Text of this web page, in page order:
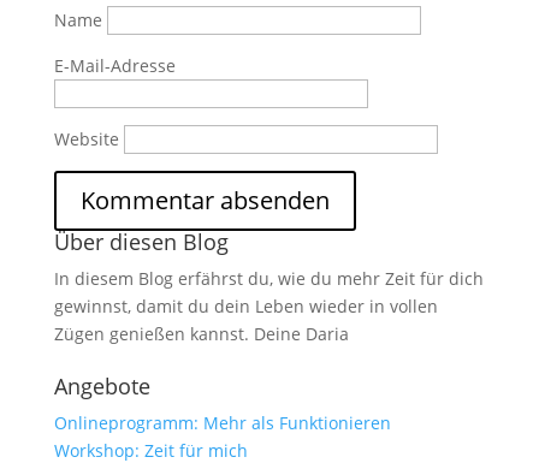
Name
E-Mail-Adresse
Website
Über diesen Blog
In diesem Blog erfährst du, wie du mehr Zeit für dich
gewinnst, damit du dein Leben wieder in vollen
Zügen genießen kannst. Deine Daria
Angebote
Onlineprogramm: Mehr als Funktionieren
Workshop: Zeit für mich